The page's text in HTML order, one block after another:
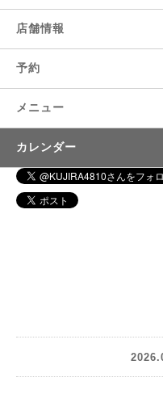
店舗情報
予約
メニュー
カレンダー